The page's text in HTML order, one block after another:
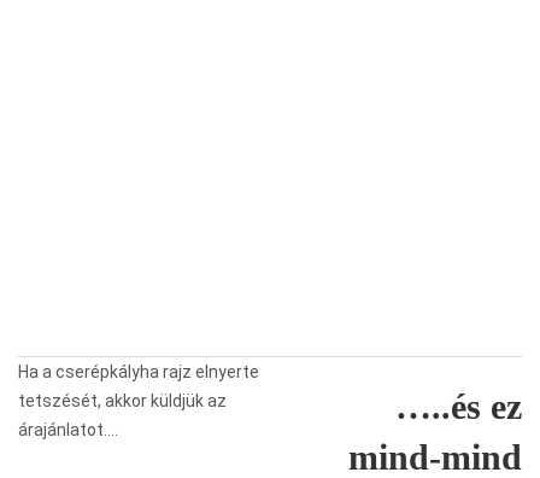
Ha a cserépkályha rajz elnyerte
tetszését, akkor küldjük az
árajánlatot….
…..és ez
mind-mind